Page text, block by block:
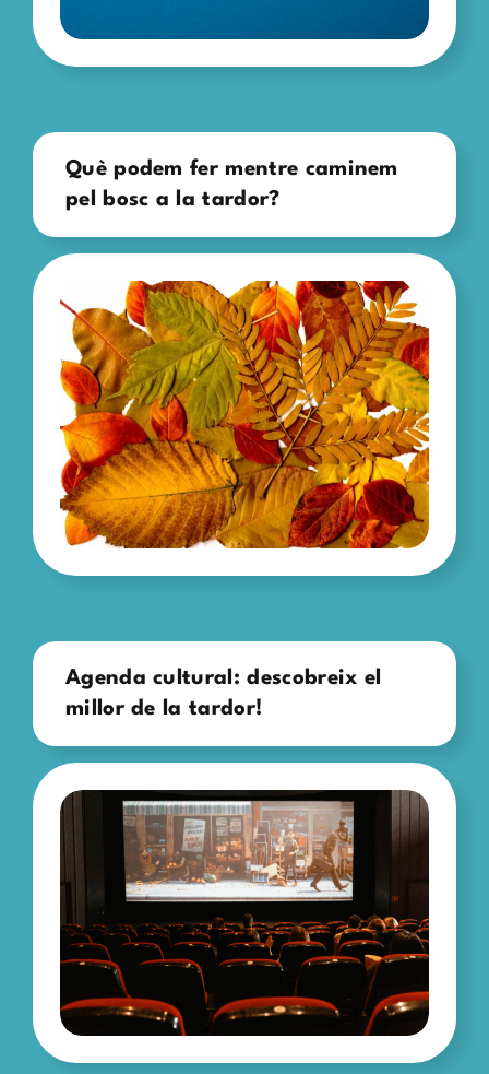
Què podem fer mentre caminem
pel bosc a la tardor?
Agenda cultural: descobreix el
millor de la tardor!